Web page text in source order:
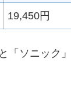
19,450円
「ソニック